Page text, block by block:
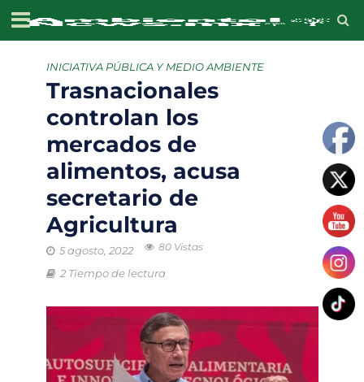
INICIATIVA PÚBLICA Y MEDIO AMBIENTE
Trasnacionales
controlan los
mercados de
alimentos, acusa
secretario de
Agricultura
5 agosto, 2022 80 Vistas
2 Tiempo de lectura